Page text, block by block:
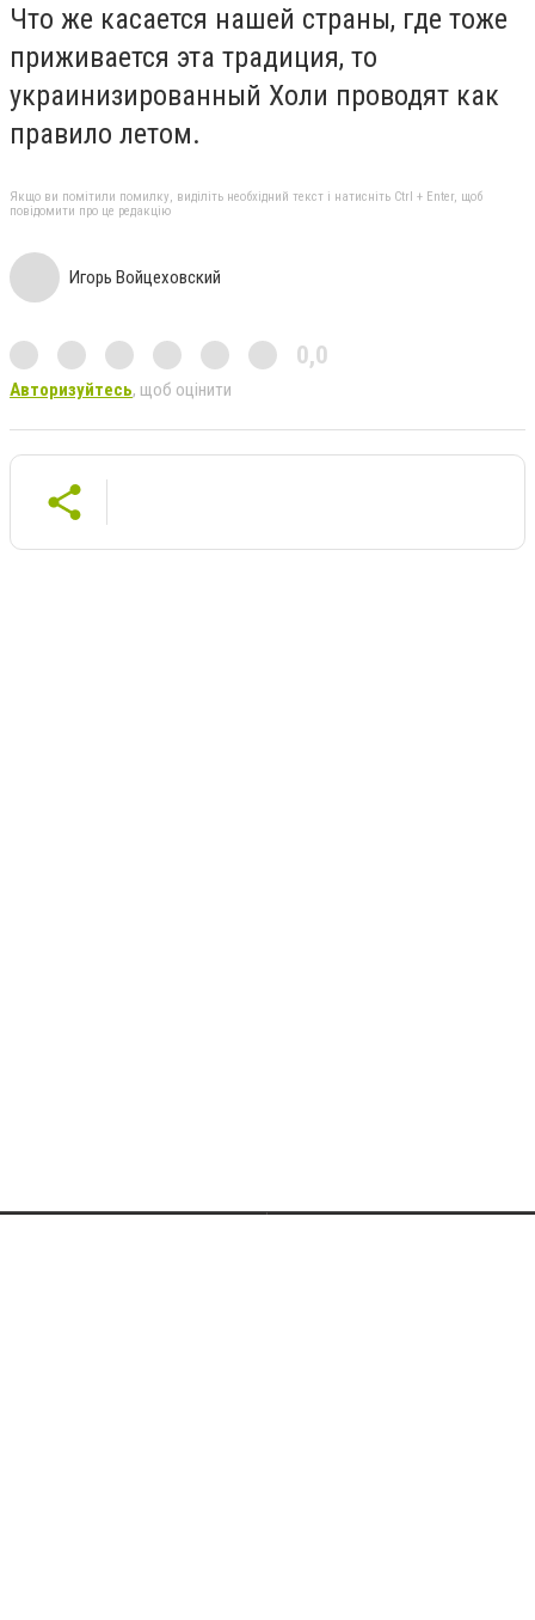
Что же касается нашей страны, где тоже
приживается эта традиция, то
украинизированный Холи проводят как
правило летом.
Якщо ви помітили помилку, виділіть необхідний текст і натисніть Ctrl + Enter, щоб
повідомити про це редакцію
Игорь Войцеховский
0,0
Авторизуйтесь, щоб оцінити